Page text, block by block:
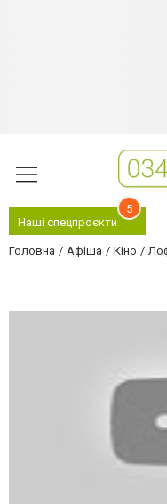
Наші спецпроєкти
5
Головна Афіша Кіно